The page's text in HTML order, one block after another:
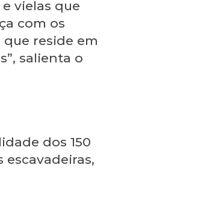
vielas que
com os
reside em
salienta o
dos 150